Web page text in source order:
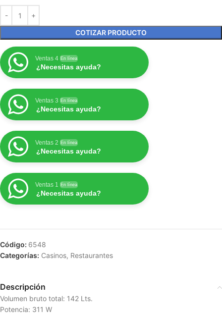
COTIZAR PRODUCTO
Ventas 4 En línea
¿Necesitas ayuda?
Ventas 3 En línea
¿Necesitas ayuda?
Ventas 2 En línea
¿Necesitas ayuda?
Ventas 1 En línea
¿Necesitas ayuda?
Código: 6548
Categorías: Casinos, Restaurantes
Descripción
Volumen bruto total: 142 Lts.
Potencia: 311 W